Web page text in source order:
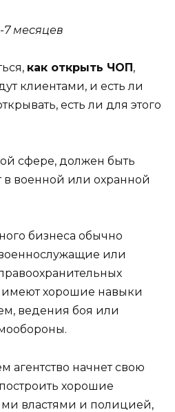
7 месяцев
как открыть ЧОП,
клиентами, и есть ли
есть ли для этого
сфере, должен быть
военной или охранной
бизнеса обычно
или
имеют хорошие навыки
ведения боя или
агентство начнет свою
хорошие
властями и полицией,